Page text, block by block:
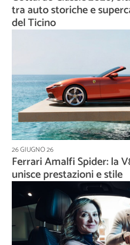
tra auto storiche e
del Ticino
26 GIUGNO 26
Ferrari Amalfi Spider: la
unisce prestazioni e stile